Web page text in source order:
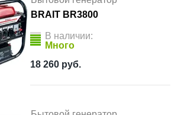
BRAIT BR3800
В наличии:
Много
18 260 руб.